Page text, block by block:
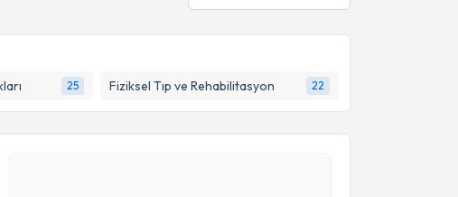
25 Fiziksel Tıp ve Rehabilitasyon 22
Takvimi Talebi
Dr. Gülden Ballı